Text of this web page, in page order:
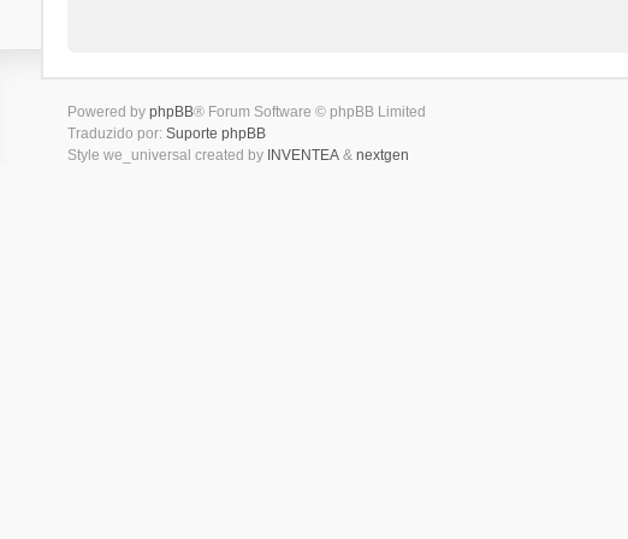
Powered by phpBB® Forum Software © phpBB Limited
Traduzido por: Suporte phpBB
Style we_universal created by INVENTEA& nextgen